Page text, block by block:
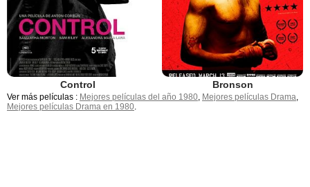
Control Bronson
Ver más películas : Mejores películas del año 1980, Mejores películas Drama,
Mejores películas Drama en 1980.